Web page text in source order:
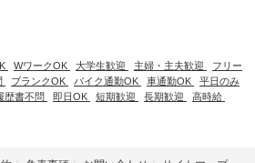
WワークOK 大学生歓迎 主婦・主夫歓迎
フリー
ブランクOK バイク通勤OK 車通勤OK
平日のみ
歴書不問 即日OK 短期歓迎 長期歓迎 高時給